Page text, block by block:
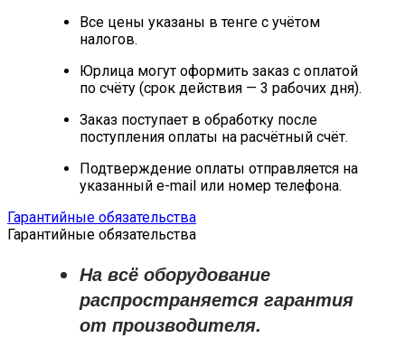
Все цены указаны в тенге с учётом
налогов.
Юрлица могут оформить заказ с оплатой
по счёту (срок действия — 3 рабочих дня).
Заказ поступает в обработку после
поступления оплаты на расчётный счёт.
Подтверждение оплаты отправляется на
указанный e-mail или номер телефона.
Гарантийные обязательства
Гарантийные обязательства
На всё оборудование
распространяется гарантия
от производителя.